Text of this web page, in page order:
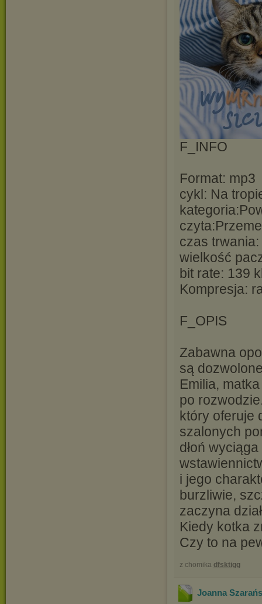
F_INFO
Format: mp3
cykl: Na
czas
wielkość
bit rate: 139
Kompresja:
F_OPIS
Zabawna
są
Emilia,
po
który oferuje
szalonych
dłoń
i jego
burzliwie,
zaczyna
Kiedy kotka
Czy to na
z chomika dfsktigg
Joanna